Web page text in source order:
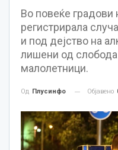
Во повеќе градови
регистрирала
и под дејство на
лишени од
малолетници.
Од Плусинфо Објавено